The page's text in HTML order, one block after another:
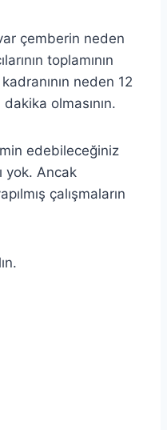
çemberin neden
toplamının
neden 12
olmasının.
edebileceğiniz
yok. Ancak
çalışmaların